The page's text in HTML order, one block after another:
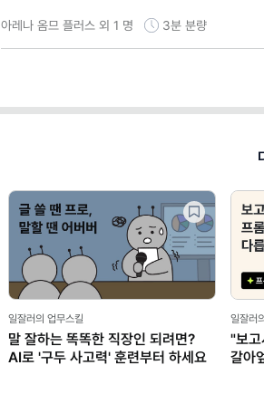
아레나 옴므 플러스 외 1 명 3분 분량
일잘러의 업무스킬
말 잘하는 똑똑한 직장인 되려면?
AI로 '구두 사고력' 훈련부터 하세요
일잘러
"보
갈아